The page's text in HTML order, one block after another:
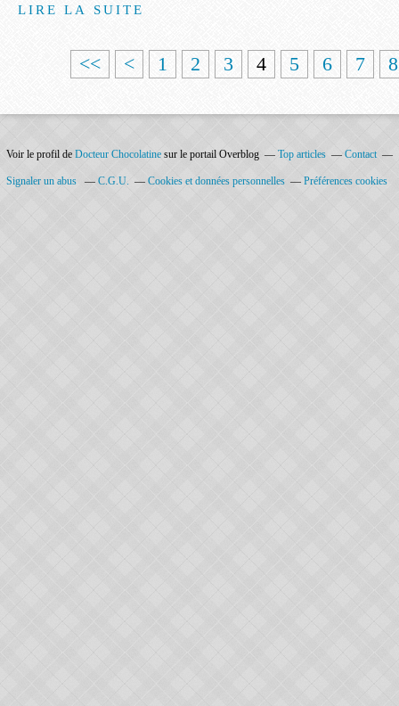
LIRE LA SUITE
<< < 1 2 3 4 5 6 7 8
Voir le profil de Docteur Chocolatine sur le portail Overblog Top articles Contact
Signaler un abus C.G.U. Cookies et données personnelles Préférences cookies